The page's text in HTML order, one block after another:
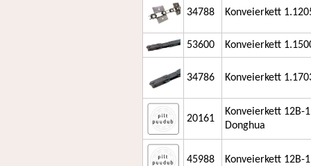
34788 Konveierkett
53600 Konveierkett
34786 Konveierkett
20161
Konveierkett 12B-
Donghua
45988 Konveierkett 12B-